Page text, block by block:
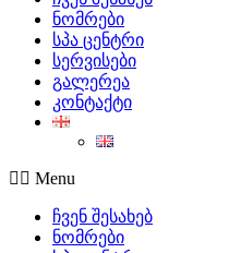
ნომრები
სპა ცენტრი
სერვისები
გალერეა
კონტაქტი
Menu
ჩვენ შესახებ
ნომრები